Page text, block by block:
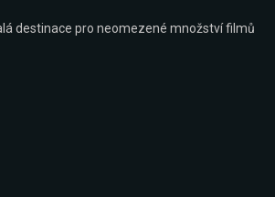
destinace pro neomezené množství filmů